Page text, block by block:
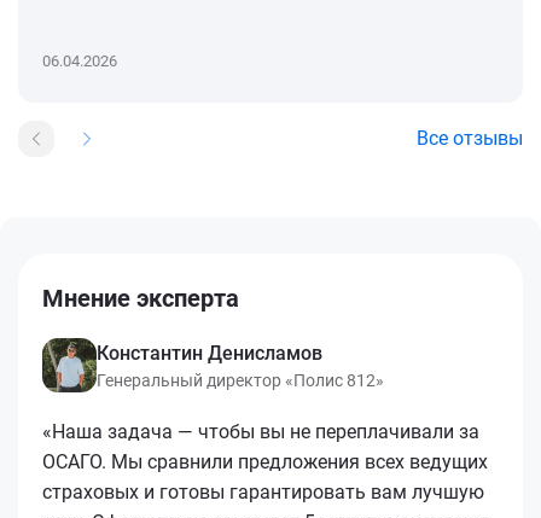
06.04.2026
Все отзывы
Мнение эксперта
Константин Денисламов
Генеральный директор «Полис 812»
«Наша задача — чтобы вы не переплачивали за
ОСАГО. Мы сравнили предложения всех ведущих
страховых и готовы гарантировать вам лучшую